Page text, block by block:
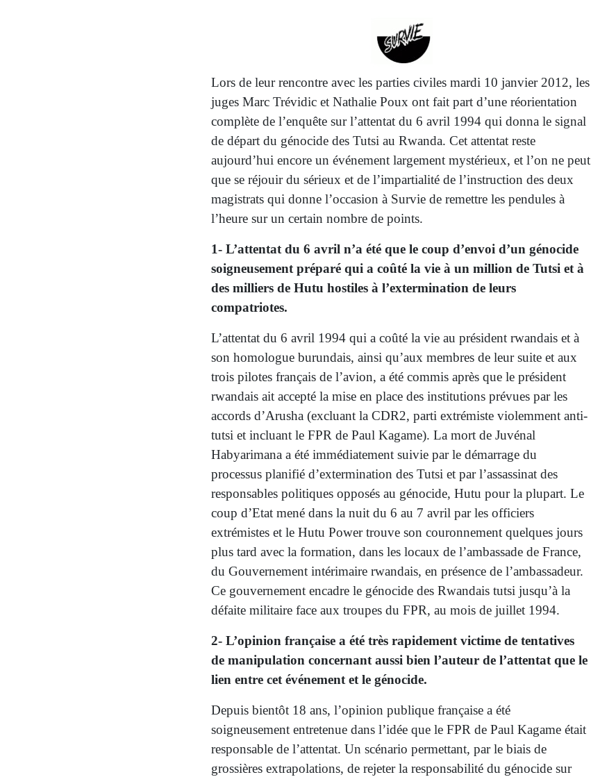
Lors de leur rencontre avec les parties civiles mardi 10 janvier 2012, les
juges Marc Trévidic et Nathalie Poux ont fait part d’une réorientation
complète de l’enquête sur l’attentat du 6 avril 1994 qui donna le signal
de départ du génocide des Tutsi au Rwanda. Cet attentat reste
aujourd’hui encore un événement largement mystérieux, et l’on ne peut
que se réjouir du sérieux et de l’impartialité de l’instruction des deux
magistrats qui donne l’occasion à Survie de remettre les pendules à
l’heure sur un certain nombre de points.
1- L’attentat du 6 avril n’a été que le coup d’envoi d’un génocide
soigneusement préparé qui a coûté la vie à un million de Tutsi et à
des milliers de Hutu hostiles à l’extermination de leurs
compatriotes.
L’attentat du 6 avril 1994 qui a coûté la vie au président rwandais et à
son homologue burundais, ainsi qu’aux membres de leur suite et aux
trois pilotes français de l’avion, a été commis après que le président
rwandais ait accepté la mise en place des institutions prévues par les
accords d’Arusha (excluant la CDR2, parti extrémiste violemment anti-
tutsi et incluant le FPR de Paul Kagame). La mort de Juvénal
Habyarimana a été immédiatement suivie par le démarrage du
processus planifié d’extermination des Tutsi et par l’assassinat des
responsables politiques opposés au génocide, Hutu pour la plupart. Le
coup d’Etat mené dans la nuit du 6 au 7 avril par les officiers
extrémistes et le Hutu Power trouve son couronnement quelques jours
plus tard avec la formation, dans les locaux de l’ambassade de France,
du Gouvernement intérimaire rwandais, en présence de l’ambassadeur.
Ce gouvernement encadre le génocide des Rwandais tutsi jusqu’à la
défaite militaire face aux troupes du FPR, au mois de juillet 1994.
2- L’opinion française a été très rapidement victime de tentatives
de manipulation concernant aussi bien l’auteur de l’attentat que le
lien entre cet événement et le génocide.
Depuis bientôt 18 ans, l’opinion publique française a été
soigneusement entretenue dans l’idée que le FPR de Paul Kagame était
responsable de l’attentat. Un scénario permettant, par le biais de
grossières extrapolations, de rejeter la responsabilité du génocide sur